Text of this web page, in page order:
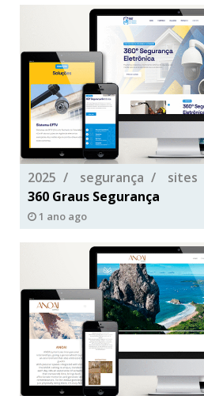
2025 segurança
sites
360 Graus Segurança
1 ano ago